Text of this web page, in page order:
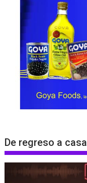
De regreso a casa